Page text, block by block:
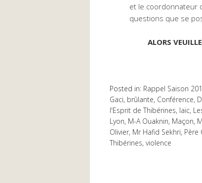
et le coordonnateur
questions que se
ALORS
Posted in: Rappel Saison
Gaci, brûlante, Conférence,
l'Esprit de Thibérines, laïc,
Lyon, M-A Ouaknin, Maçon,
Olivier, Mr Hafid Sekhri, Père
Thibérines, violence